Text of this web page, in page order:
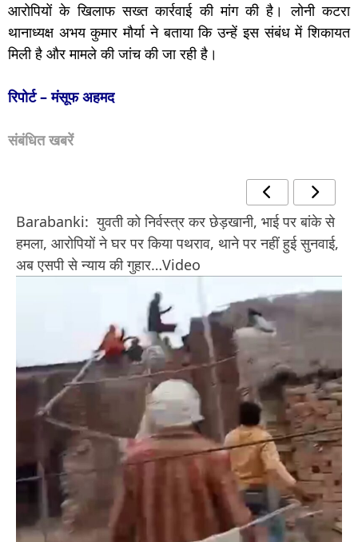
आरोपियों के खिलाफ सख्त कार्रवाई की मांग की है। लोनी कटरा
थानाध्यक्ष अभय कुमार मौर्या ने बताया कि उन्हें इस संबंध में शिकायत
मिली है और मामले की जांच की जा रही है।
रिपोर्ट – मंसूफ अहमद
संबंधित खबरें
Barabanki: युवती को निर्वस्त्र कर छेड़खानी, भाई पर बांके से
हमला, आरोपियों ने घर पर किया पथराव, थाने पर नहीं हुई सुनवाई,
अब एसपी से न्याय की गुहार…Video